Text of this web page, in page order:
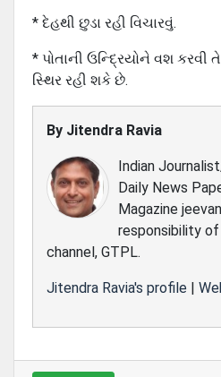
* દેહથી છુડા રહી વિચારવું.
* પોતાની ઉન્દ્રિયોને વશ
સ્થિર રહી શકે છે.
By Jitendra Ravia
Indian
Daily News
Magazine
responsibility
channel, GTPL.
Jitendra Ravia's profile |